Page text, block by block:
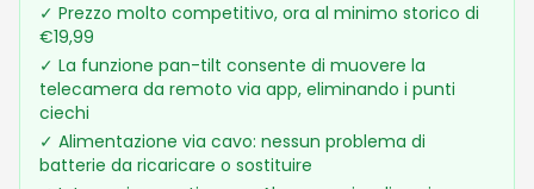
✓ Prezzo molto competitivo, ora al minimo storico di
€19,99
✓ La funzione pan-tilt consente di muovere la
telecamera da remoto via app, eliminando i punti
ciechi
✓ Alimentazione via cavo: nessun problema di
batterie da ricaricare o sostituire